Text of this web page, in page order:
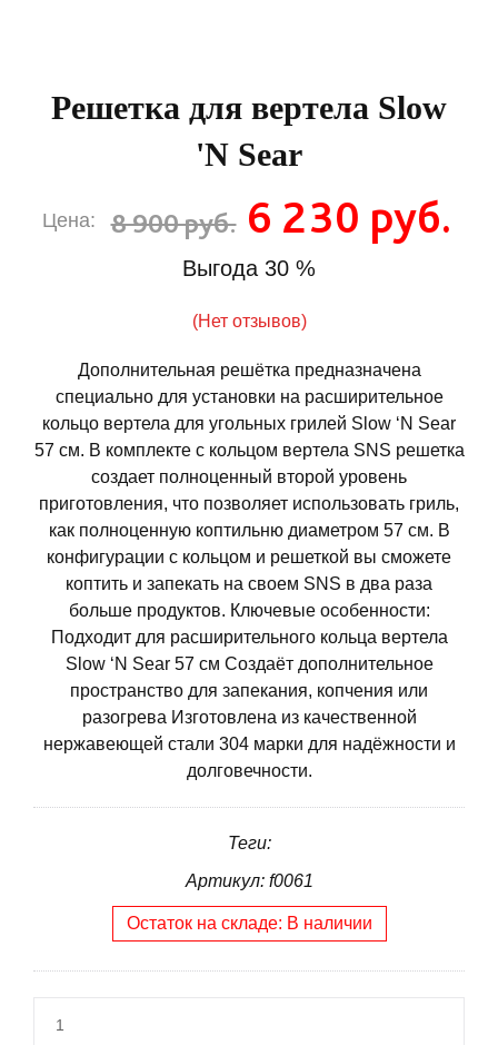
Решетка для вертела Slow
'N Sear
Цена: 8 900 руб. 6 230 руб.
Выгода 30 %
(Нет отзывов)
Дополнительная решётка предназначена
специально для установки на расширительное
кольцо вертела для угольных грилей Slow ‘N Sear
57 см. В комплекте с кольцом вертела SNS решетка
создает полноценный второй уровень
приготовления, что позволяет использовать гриль,
как полноценную коптильню диаметром 57 см. В
конфигурации с кольцом и решеткой вы сможете
коптить и запекать на своем SNS в два раза
больше продуктов. Ключевые особенности:
Подходит для расширительного кольца вертела
Slow ‘N Sear 57 см Создаёт дополнительное
пространство для запекания, копчения или
разогрева Изготовлена из качественной
нержавеющей стали 304 марки для надёжности и
долговечности.
Теги:
Артикул: f0061
Остаток на складе: В наличии